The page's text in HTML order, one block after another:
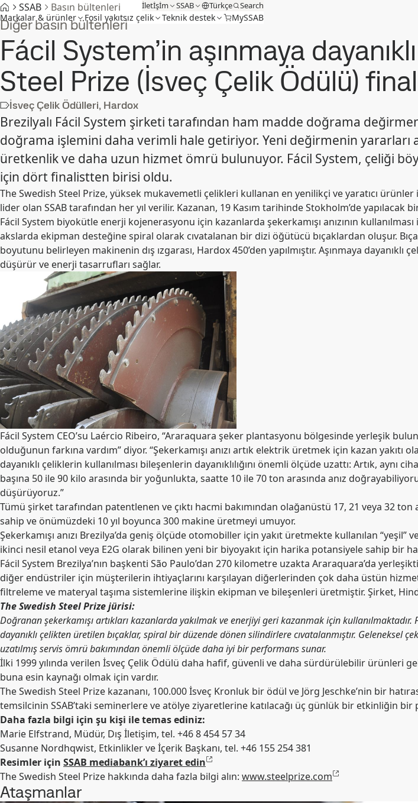
İletİşİm SSAB Türkçe Search
Markalar & ürünler Fosil yakıtsız çelik Teknik destek MySSAB
SSAB Basın bültenleri
Diğer basın bültenleri
Fácil System’in aşınmaya
Steel Prize (İsveç Çelik Ödülü)
İsveç Çelik Ödülleri, Hardox
Brezilyalı Fácil System şirketi tarafından ham madde doğrama
doğrama işlemini daha verimli hale getiriyor. Yeni değirmenin
üretkenlik ve daha uzun hizmet ömrü bulunuyor. Fácil System, çeliği
için dört finalistten birisi oldu.
The Swedish Steel Prize, yüksek mukavemetli çelikleri kullanan en yenilikçi ve yaratıcı
lider olan SSAB tarafından her yıl verilir. Kazanan, 19 Kasım tarihinde Stokholm’de yapılacak
Fácil System biyokütle enerji kojenerasyonu için kazanlarda şekerkamışı anızının
akslarda ekipman desteğine spiral olarak cıvatalanan bir dizi öğütücü bıçaklardan oluşur.
boyutunu belirleyen makinenin dış ızgarası, Hardox 450’den yapılmıştır. Aşınmaya dayanıklı
düşürür ve enerji tasarrufları sağlar.
Fácil System CEO’su Laércio Ribeiro, “Araraquara şeker plantasyonu bölgesinde yerleşik
olduğunun farkına vardım” diyor. “Şekerkamışı anızı artık elektrik üretmek için kazan yakıtı
dayanıklı çeliklerin kullanılması bileşenlerin dayanıklılığını önemli ölçüde uzattı: Artık,
başına 50 ile 90 kilo arasında bir yoğunlukta, saatte 10 ile 70 ton arasında anız
düşürüyoruz.”
Tümü şirket tarafından patentlenen ve çıktı hacmi bakımından olağanüstü 17, 21 veya 32
sahip ve önümüzdeki 10 yıl boyunca 300 makine üretmeyi umuyor.
Şekerkamışı anızı Brezilya’da geniş ölçüde otomobiller için yakıt üretmekte kullanılan “yeşil”
ikinci nesil etanol veya E2G olarak bilinen yeni bir biyoyakıt için harika potansiyele sahip bir
Fácil System Brezilya’nın başkenti São Paulo’dan 270 kilometre uzakta Araraquara’da
diğer endüstriler için müşterilerin ihtiyaçlarını karşılayan diğerlerinden çok daha üstün
filtreleme ve materyal taşıma sistemlerine ilişkin ekipman ve bileşenleri üretmiştir. Şirket,
The Swedish Steel Prize jürisi:
Doğranan şekerkamışı artıkları kazanlarda yakılmak ve enerjiyi geri kazanmak için kullanılmaktadır.
dayanıklı çelikten üretilen bıçaklar, spiral bir düzende dönen silindirlere cıvatalanmıştır. Geleneksel
uzatılmış servis ömrü bakımından önemli ölçüde daha iyi bir performans sunar.
İlki 1999 yılında verilen İsveç Çelik Ödülü daha hafif, güvenli ve daha sürdürülebilir ürünleri
buna esin kaynağı olmak için vardır.
The Swedish Steel Prize kazananı, 100.000 İsveç Kronluk bir ödül ve Jörg Jeschke’nin bir
temsilcinin SSAB’taki seminerlere ve atölye ziyaretlerine katılacağı üç günlük bir etkinliğin bir
Daha fazla bilgi için şu kişi ile temas ediniz:
Marie Elfstrand, Müdür, Dış İletişim, tel. +46 8 454 57 34
Susanne Nordhqwist, Etkinlikler ve İçerik Başkanı, tel. +46 155 254 381
Resimler için SSAB mediabank’ı ziyaret edin
The Swedish Steel Prize hakkında daha fazla bilgi alın: www.steelprize.com
Ataşmanlar